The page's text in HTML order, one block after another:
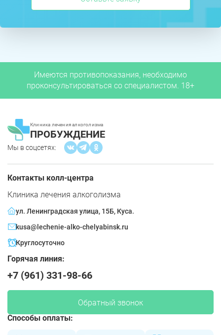
Имеются противопоказания, необходимо
проконсультироваться со специалистом. 18+
Клиника лечения алкоголизма
ПРОБУЖДЕНИЕ
Мы в соцсетях:
Контакты колл-центра
Клиника лечения алкоголизма
ул. Ленинградская улица, 15Б, Куса.
kusa@lechenie-alko-chelyabinsk.ru
Круглосуточно
Горячая линия:
+7 (961) 331-98-66
Обратный звонок
Способы оплаты: